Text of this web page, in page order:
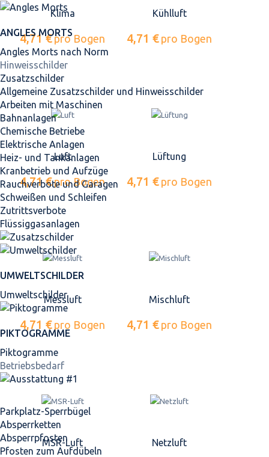
ANGLES MORTS
Angles Morts nach Norm
Hinweisschilder
Zusatzschilder
Allgemeine Zusatzschilder und Hinweisschilder
Arbeiten mit Maschinen
Bahnanlagen
Chemische Betriebe
Elektrische Anlagen
Heiz- und Tankanlagen
Kranbetrieb und Aufzüge
Rauchverbote und Garagen
Schweißen und Schleifen
Zutrittsverbote
Flüssiggasanlagen
UMWELTSCHILDER
Umweltschilder
PIKTOGRAMME
Piktogramme
Betriebsbedarf
Parkplatz-Sperrbügel
Absperrketten
Absperrpfosten
Pfosten zum Aufdübeln
Klima
4,71 € pro Bogen
Kühlluft
4,71 € pro Bogen
Luft
4,71 €pro Bogen
Lüftung
4,71 € pro Bogen
Messluft
4,71 € pro Bogen
Mischluft
4,71 € pro Bogen
MSR-Luft Netzluft